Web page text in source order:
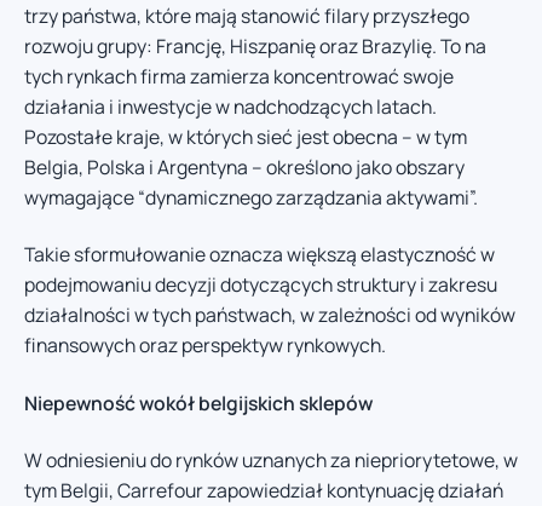
trzy państwa, które mają stanowić filary przyszłego
rozwoju grupy: Francję, Hiszpanię oraz Brazylię. To na
tych rynkach firma zamierza koncentrować swoje
działania i inwestycje w nadchodzących latach.
Pozostałe kraje, w których sieć jest obecna – w tym
Belgia, Polska i Argentyna – określono jako obszary
wymagające “dynamicznego zarządzania aktywami”.
Takie sformułowanie oznacza większą elastyczność w
podejmowaniu decyzji dotyczących struktury i zakresu
działalności w tych państwach, w zależności od wyników
finansowych oraz perspektyw rynkowych.
Niepewność wokół belgijskich sklepów
W odniesieniu do rynków uznanych za niepriorytetowe, w
tym Belgii, Carrefour zapowiedział kontynuację działań